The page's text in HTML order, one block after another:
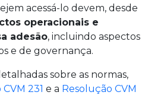
acessá-lo devem, desde
operacionais e
adesão, incluindo aspectos
e de governança.
sobre as normas,
231 e a Resolução CVM